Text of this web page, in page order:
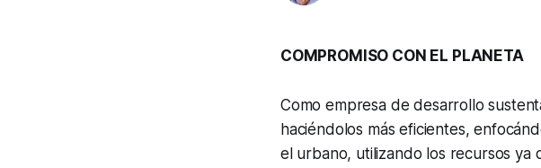
COMPROMISO CON EL PLANETA
Como empresa de desarrollo
haciéndolos más eficientes,
el urbano, utilizando los recursos ya